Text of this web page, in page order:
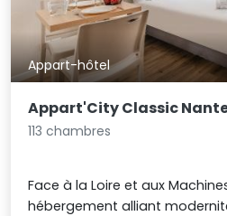
Appart-hôtel
Appart'City Classic
113 chambres
Face à la Loire et aux
hébergement alliant